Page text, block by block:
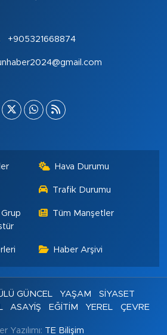
+905321668874
Hava Durumu
Trafik Durumu
Grup
Tüm Manşetler
Haber Arşivi
GÜNCEL YAŞAM
SİYASET
ASAYİŞ EĞİTİM YEREL ÇEVRE
Yazılımı: TE Bilişim